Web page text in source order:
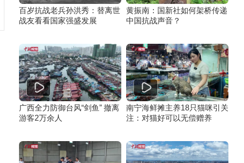
百岁抗战老兵孙洪秀：替离世
战友看看国家强盛发展
黄振南：国新社如何架桥传递
中国抗战声音？
广西全力防御台风“剑鱼” 撤离
游客2万余人
南宁海鲜摊主养18只猫咪引关
注：对猫好可以无偿赠养